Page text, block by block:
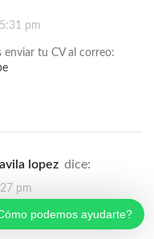
podemos ayudarte?
pm
enviar tu CV al correo:
lopez dice:
pm
(disponibilidad